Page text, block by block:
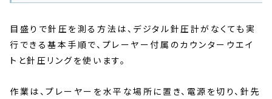
目盛りで針圧を測る方法は、デジタル針圧計がなくても実
行できる基本手順で、プレーヤー付属のカウンターウエイ
トと針圧リングを使います。
作業は、プレーヤーを水平な場所に置き、電源を切り、針先